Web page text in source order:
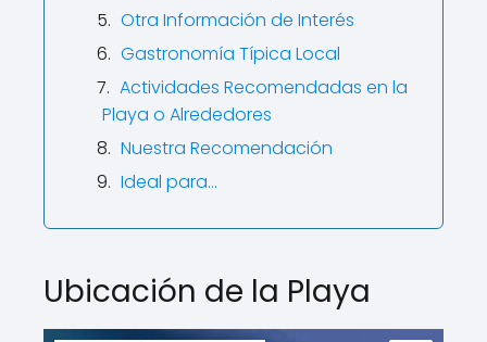
Otra Información de Interés
Gastronomía Típica Local
Actividades Recomendadas en la
Playa o Alrededores
Nuestra Recomendación
Ideal para…
Ubicación de la Playa